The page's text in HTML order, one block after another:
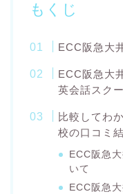
もくじ
ECC阪急大
ECC阪急大
英会話スク
比較してわ
校の口コミ
ECC阪急
いて
ECC阪急